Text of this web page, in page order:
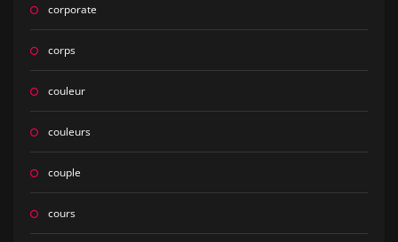
corporate
corps
couleur
couleurs
couple
cours